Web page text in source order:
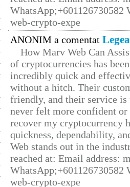
web-crypto-expe
ANONIM a comentat
How Marv Web Can
of cryptocurrencies has
incredibly quick and
without a hitch. Their
friendly, and their service
never felt more confident
recover my cryptocurrency
quickness, dependability,
Web stands out in the
reached at: Email address:
web-crypto-expe